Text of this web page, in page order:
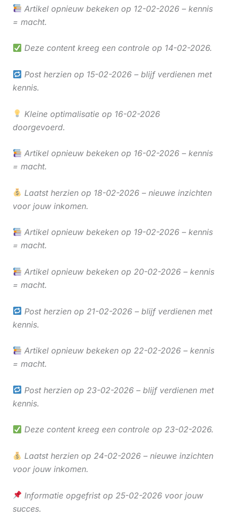
Artikel opnieuw bekeken op 12-02-2026 – kennis
= macht.
Deze content kreeg een controle op 14-02-2026.
Post herzien op 15-02-2026 – blijf verdienen met
kennis.
Kleine optimalisatie op 16-02-2026
doorgevoerd.
Artikel opnieuw bekeken op 16-02-2026 – kennis
= macht.
Laatst herzien op 18-02-2026 – nieuwe inzichten
voor jouw inkomen.
Artikel opnieuw bekeken op 19-02-2026 – kennis
= macht.
Artikel opnieuw bekeken op 20-02-2026 – kennis
= macht.
Post herzien op 21-02-2026 – blijf verdienen met
kennis.
Artikel opnieuw bekeken op 22-02-2026 – kennis
= macht.
Post herzien op 23-02-2026 – blijf verdienen met
kennis.
Deze content kreeg een controle op 23-02-2026.
Laatst herzien op 24-02-2026 – nieuwe inzichten
voor jouw inkomen.
Informatie opgefrist op 25-02-2026 voor jouw
succes.